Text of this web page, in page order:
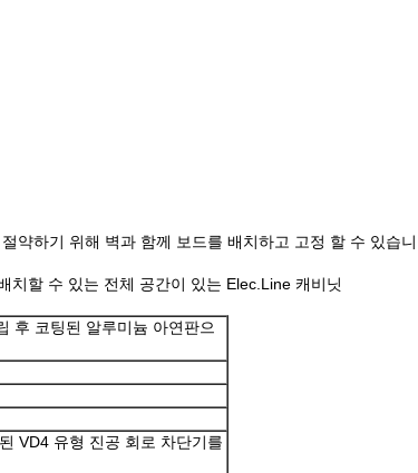
약하기 위해 벽과 함께 보드를 배치하고 고정 할 수 있습
치할 수 있는 전체 공간이 있는 Elec.Line 캐비닛
후 코팅된 알루미늄 아연판으
VD4 유형 진공 회로 차단기를